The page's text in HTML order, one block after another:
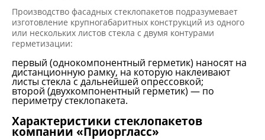
Производство фасадных стеклопакетов подразумевает
изготовление крупногабаритных конструкций из одного
или нескольких листов стекла с двумя контурами
герметизации:
первый (однокомпонентный герметик) наносят на
дистанционную рамку, на которую наклеивают
листы стекла с дальнейшей опрессовкой;
второй (двухкомпонентный герметик) — по
периметру стеклопакета.
Характеристики стеклопакетов
компании «Приоргласс»